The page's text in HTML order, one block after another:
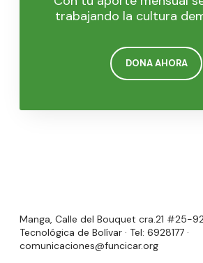
trabajando la cultura
DONA AHORA
Manga, Calle del Bouquet cra.21 #25-
Tecnológica de Bolívar · Tel: 6928177 ·
comunicaciones@funcicar.org